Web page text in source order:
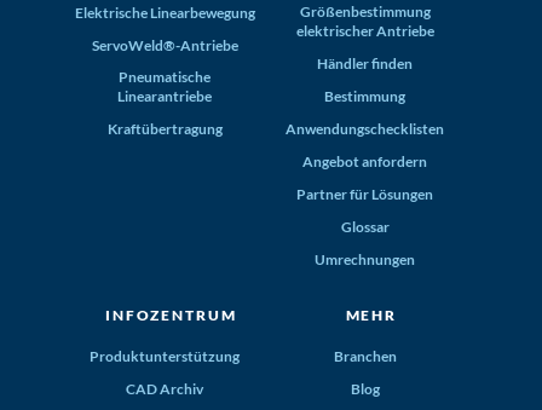
Elektrische Linearbewegung
ServoWeld®-Antriebe
Pneumatische
Linearantriebe
Kraftübertragung
Größenbestimmung
elektrischer Antriebe
Händler finden
Bestimmung
Anwendungschecklisten
Angebot anfordern
Partner für Lösungen
Glossar
Umrechnungen
INFOZENTRUM
Produktunterstützung
CAD Archiv
MEHR
Branchen
Blog